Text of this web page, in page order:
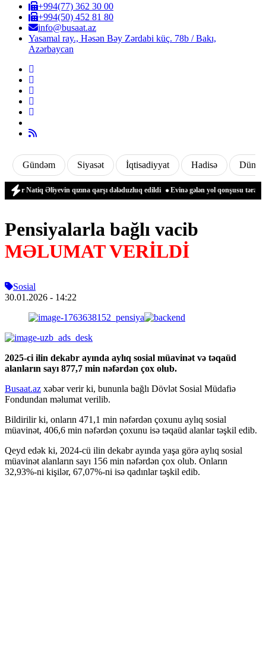
+994(77) 362 30 00
+994(50) 452 81 80
info@busaat.az
Yasamal ray., Həsən Bəy Zərdabi küç. 78b / Bakı,
Azərbaycan
Gündəm Siyasət İqtisadiyyat Hadisə Dünya
Natiq Əliyevin qızına qarşı dələduzluq edildi Evinə gələn yol qonşusu tərəfindən
Pensiyalarla bağlı vacib
MƏLUMAT VERİLDİ
Sosial
30.01.2026 - 14:22
2025-ci ilin dekabr ayında aylıq sosial müavinət və təqaüd
alanların sayı 877,7 min nəfərdən çox olub.
Busaat.az xəbər verir ki, bununla bağlı Dövlət Sosial Müdafiə
Fondundan məlumat verilib.
Bildirilir ki, onların 471,1 min nəfərdən çoxunu aylıq sosial
müavinət, 406,6 min nəfərdən çoxunu isə təqaüd alanlar təşkil edib.
Qeyd edək ki, 2024-cü ilin dekabr ayında yaşa görə aylıq sosial
müavinət alanların sayı 156 min nəfərdən çox olub. Onların
32,93%-ni kişilər, 67,07%-ni isə qadınlar təşkil edib.